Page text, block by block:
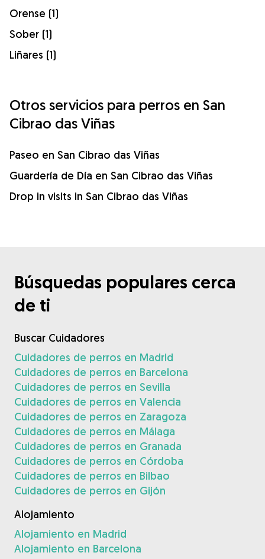
Orense (1)
Sober (1)
Liñares (1)
Otros servicios para perros en San
Cibrao das Viñas
Paseo en San Cibrao das Viñas
Guardería de Día en San Cibrao das Viñas
Drop in visits in San Cibrao das Viñas
Búsquedas populares cerca
de ti
Buscar Cuidadores
Cuidadores de perros en Madrid
Cuidadores de perros en Barcelona
Cuidadores de perros en Sevilla
Cuidadores de perros en Valencia
Cuidadores de perros en Zaragoza
Cuidadores de perros en Málaga
Cuidadores de perros en Granada
Cuidadores de perros en Córdoba
Cuidadores de perros en Bilbao
Cuidadores de perros en Gijón
Alojamiento
Alojamiento en Madrid
Alojamiento en Barcelona